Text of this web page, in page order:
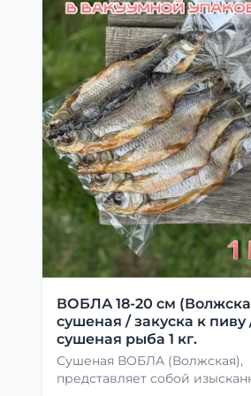
ВОБЛА 18-20 см
сушеная / закуска к пиву
сушеная рыба 1 кг.
Сушеная ВОБЛА (Волжская),
представляет собой